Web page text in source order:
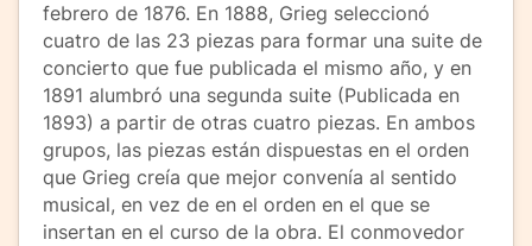
febrero de 1876. En 1888, Grieg seleccionó
cuatro de las 23 piezas para formar una suite de
concierto que fue publicada el mismo año, y en
1891 alumbró una segunda suite (Publicada en
1893) a partir de otras cuatro piezas. En ambos
grupos, las piezas están dispuestas en el orden
que Grieg creía que mejor convenía al sentido
musical, en vez de en el orden en el que se
insertan en el curso de la obra. El conmovedor